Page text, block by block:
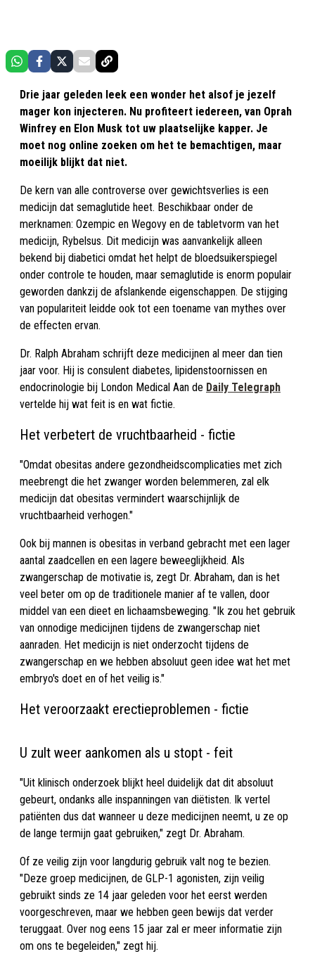
Drie jaar geleden leek een wonder het alsof je jezelf
mager kon injecteren. Nu profiteert iedereen, van Oprah
Winfrey en Elon Musk tot uw plaatselijke kapper. Je
moet nog online zoeken om het te bemachtigen, maar
moeilijk blijkt dat niet.
De kern van alle controverse over gewichtsverlies is een
medicijn dat semaglutide heet. Beschikbaar onder de
merknamen: Ozempic en Wegovy en de tabletvorm van het
medicijn, Rybelsus. Dit medicijn was aanvankelijk alleen
bekend bij diabetici omdat het helpt de bloedsuikerspiegel
onder controle te houden, maar semaglutide is enorm populair
geworden dankzij de afslankende eigenschappen. De stijging
van populariteit leidde ook tot een toename van mythes over
de effecten ervan.
Dr. Ralph Abraham schrijft deze medicijnen al meer dan tien
jaar voor. Hij is consulent diabetes, lipidenstoornissen en
endocrinologie bij London Medical Aan de Daily Telegraph
vertelde hij wat feit is en wat fictie.
Het verbetert de vruchtbaarheid - fictie
"Omdat obesitas andere gezondheidscomplicaties met zich
meebrengt die het zwanger worden belemmeren, zal elk
medicijn dat obesitas vermindert waarschijnlijk de
vruchtbaarheid verhogen."
Ook bij mannen is obesitas in verband gebracht met een lager
aantal zaadcellen en een lagere beweeglijkheid. Als
zwangerschap de motivatie is, zegt Dr. Abraham, dan is het
veel beter om op de traditionele manier af te vallen, door
middel van een dieet en lichaamsbeweging. "Ik zou het gebruik
van onnodige medicijnen tijdens de zwangerschap niet
aanraden. Het medicijn is niet onderzocht tijdens de
zwangerschap en we hebben absoluut geen idee wat het met
embryo's doet en of het veilig is."
Het veroorzaakt erectieproblemen - fictie
U zult weer aankomen als u stopt - feit
"Uit klinisch onderzoek blijkt heel duidelijk dat dit absoluut
gebeurt, ondanks alle inspanningen van diëtisten. Ik vertel
patiënten dus dat wanneer u deze medicijnen neemt, u ze op
de lange termijn gaat gebruiken," zegt Dr. Abraham.
Of ze veilig zijn voor langdurig gebruik valt nog te bezien.
"Deze groep medicijnen, de GLP-1 agonisten, zijn veilig
gebruikt sinds ze 14 jaar geleden voor het eerst werden
voorgeschreven, maar we hebben geen bewijs dat verder
teruggaat. Over nog eens 15 jaar zal er meer informatie zijn
om ons te begeleiden," zegt hij.